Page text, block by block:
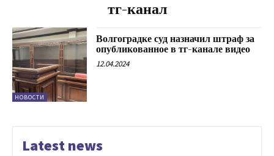
тг-канал
НОВОСТИ
Волгоградке суд назначил штраф за
опубликованное в тг-канале видео
12.04.2024
Latest news